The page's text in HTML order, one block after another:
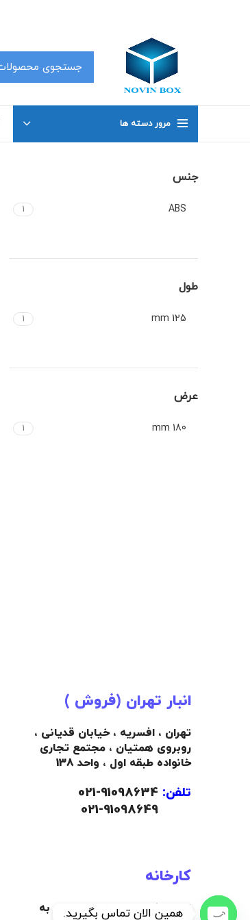
مرور دسته ها
جنس
ABS
1
طول
125 mm
1
عرض
180 mm
1
انبار تهران (فروش )
تهران ، افسریه ، خیابان قدیانی ،
روبروی همتیان ، مجتمع تجاری
خانواده طبقه اول ، واحد 138
تلفن:
کارخانه
تبریز ، کیلومتر 22 جاده تبریز به
همین الان تماس بگیرید.